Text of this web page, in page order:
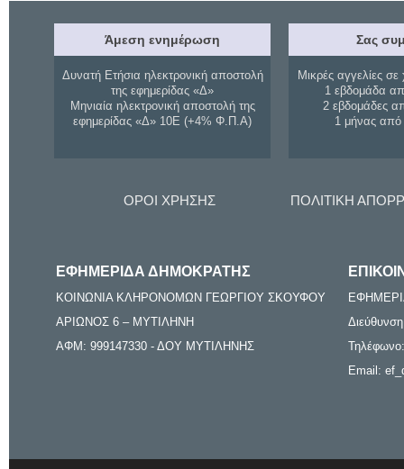
Άμεση ενημέρωση
Δυνατή Ετήσια ηλεκτρονική αποστολή
της εφημερίδας «Δ»
Μηνιαία ηλεκτρονική αποστολή της
εφημερίδας «Δ» 10Ε (+4% Φ.Π.Α)
Σας
Μικρές αγγελίες σε
1 εβδομάδα
2 εβδομάδες
1 μήνας
ΟΡΟΙ ΧΡΗΣΗΣ ΠΟΛΙΤΙΚΗ
ΕΦΗΜΕΡΙΔΑ ΔΗΜΟΚΡΑΤΗΣ
ΚΟΙΝΩΝΙΑ ΚΛΗΡΟΝΟΜΩΝ ΓΕΩΡΓΙΟΥ ΣΚΟΥΦΟΥ
ΑΡΙΩΝΟΣ 6 – ΜΥΤΙΛΗΝΗ
ΑΦΜ: 999147330 - ΔΟΥ ΜΥΤΙΛΗΝΗΣ
Email: